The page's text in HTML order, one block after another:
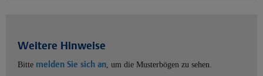
Weitere Hinweise
Bitte melden Sie sich an, um die Musterbögen zu sehen.